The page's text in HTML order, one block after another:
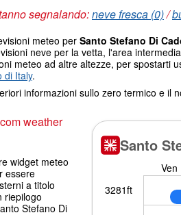
segnalando:neve fresca (0)/
meteo per Santo Stefano Di
neve per la vetta, l'area
meteo ad altre altezze, per spostarti
di Italy.
informazioni sullo zero termico e il
weather
widget meteo
essere
a titolo
riepilogo
Stefano Di